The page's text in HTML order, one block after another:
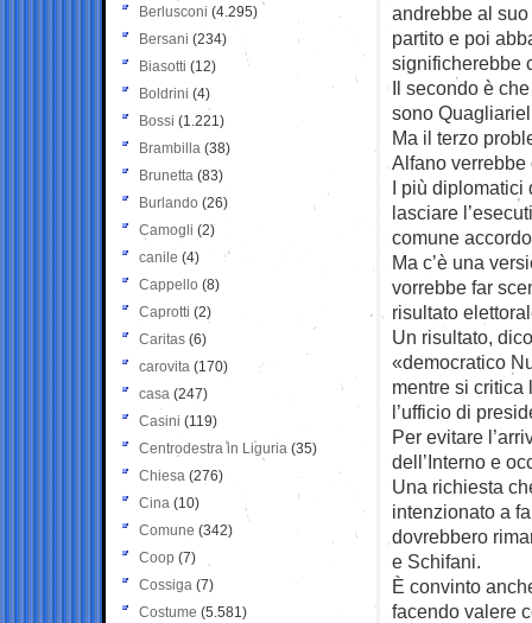
andrebbe al
partito e poi
significherebbe
Il secondo è
sono
Ma il terzo
Alfano verrebbe
I più diplomatici
lasciare
comune
Ma c’è una
vorrebbe far
risultato
Un risultato,
«democratico
mentre si critica
l’ufficio di
Per evitare
dell’Interno e
Una richiesta
intenzionato a
dovrebbero
e Schifani.
È convinto
facendo valere
Berlusconi (4.295)
Bersani (234)
Biasotti (12)
Boldrini (4)
Bossi (1.221)
Brambilla (38)
Brunetta (83)
Burlando (26)
Camogli (2)
canile (4)
Cappello (8)
Caprotti (2)
Caritas (6)
carovita (170)
casa (247)
Casini (119)
Centrodestra in Liguria (35)
Chiesa (276)
Cina (10)
Comune (342)
Coop (7)
Cossiga (7)
Costume (5.581)